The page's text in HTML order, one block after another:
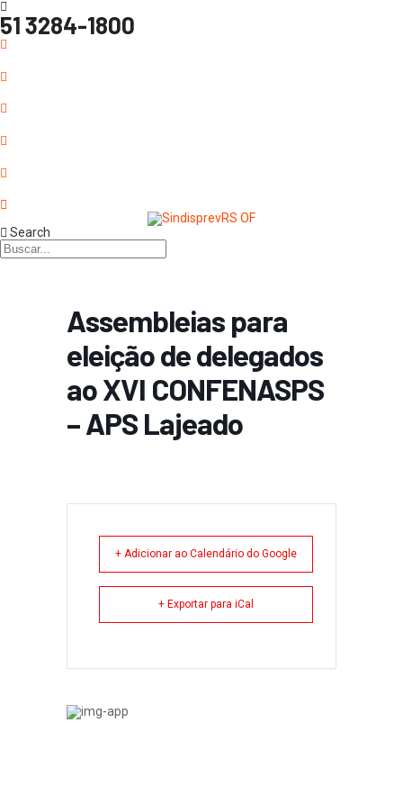
51 3284-1800
Search
Assembleias para
eleição de delegados
ao XVI CONFENASPS
– APS Lajeado
+ Adicionar ao Calendário do Google
+ Exportar para iCal